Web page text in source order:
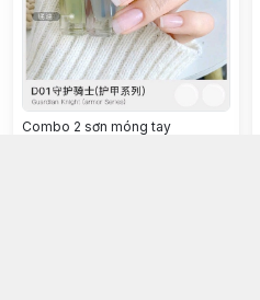
Combo 2 sơn móng tay